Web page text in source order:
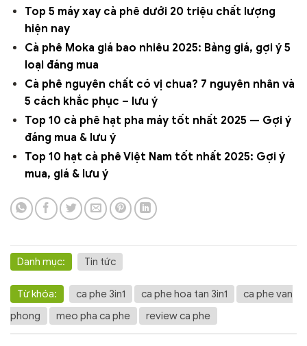
Top 5 máy xay cà phê dưới 20 triệu chất lượng
hiện nay
Cà phê Moka giá bao nhiêu 2025: Bảng giá, gợi ý 5
loại đáng mua
Cà phê nguyên chất có vị chua? 7 nguyên nhân và
5 cách khắc phục – lưu ý
Top 10 cà phê hạt pha máy tốt nhất 2025 — Gợi ý
đáng mua & lưu ý
Top 10 hạt cà phê Việt Nam tốt nhất 2025: Gợi ý
mua, giá & lưu ý
Danh mục: Tin tức
Từ khóa: ca phe 3in1 ca phe hoa tan 3in1
ca phe van
phong
meo pha ca phe review ca phe